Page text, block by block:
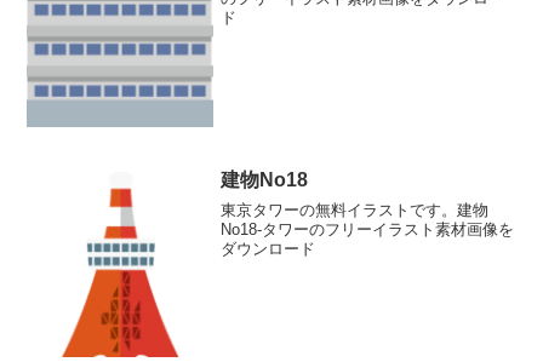
ド
建物No18
東京タワーの無料イラストです。建物
No18-タワーのフリーイラスト素材画像を
ダウンロード